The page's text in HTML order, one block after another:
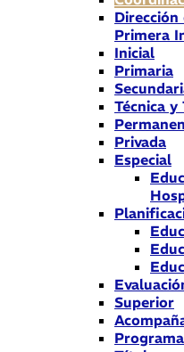
Primera
Inicial
Primaria
Técnica y
Privada
Especial
Superior